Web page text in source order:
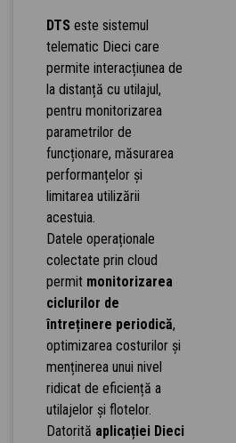
DTS este sistemul
telematic Dieci care
permite interacțiunea de
la distanță cu utilajul,
pentru monitorizarea
parametrilor de
funcționare, măsurarea
performanțelor și
limitarea utilizării
acestuia.
Datele operaționale
colectate prin cloud
permit monitorizarea
ciclurilor de
întreținere periodică,
optimizarea costurilor și
menținerea unui nivel
ridicat de eficiență a
utilajelor și flotelor.
Datorită aplicației Dieci